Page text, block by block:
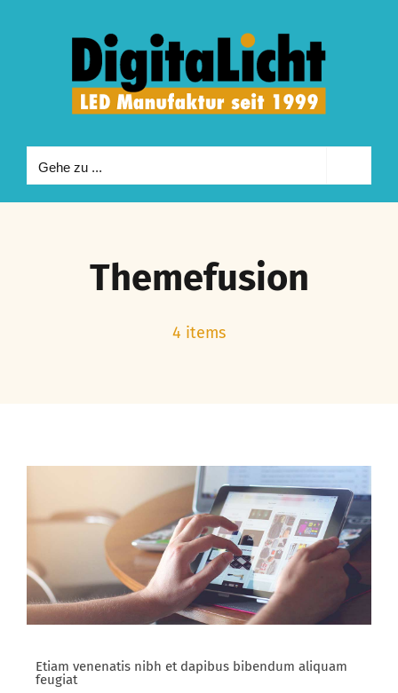
Gehe zu ...
Themefusion
4 items
Etiam venenatis nibh et dapibus bibendum aliquam
feugiat